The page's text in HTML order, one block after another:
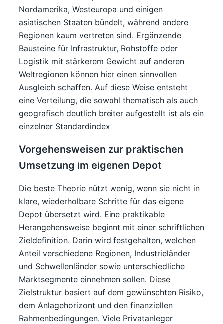
Nordamerika, Westeuropa und einigen
asiatischen Staaten bündelt, während andere
Regionen kaum vertreten sind. Ergänzende
Bausteine für Infrastruktur, Rohstoffe oder
Logistik mit stärkerem Gewicht auf anderen
Weltregionen können hier einen sinnvollen
Ausgleich schaffen. Auf diese Weise entsteht
eine Verteilung, die sowohl thematisch als auch
geografisch deutlich breiter aufgestellt ist als ein
einzelner Standardindex.
Vorgehensweisen zur praktischen
Umsetzung im eigenen Depot
Die beste Theorie nützt wenig, wenn sie nicht in
klare, wiederholbare Schritte für das eigene
Depot übersetzt wird. Eine praktikable
Herangehensweise beginnt mit einer schriftlichen
Zieldefinition. Darin wird festgehalten, welchen
Anteil verschiedene Regionen, Industrieländer
und Schwellenländer sowie unterschiedliche
Marktsegmente einnehmen sollen. Diese
Zielstruktur basiert auf dem gewünschten Risiko,
dem Anlagehorizont und den finanziellen
Rahmenbedingungen. Viele Privatanleger